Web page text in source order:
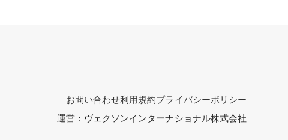
お問い合わせ利用規約プライバシーポリシー
運営：ヴェクソンインターナショナル株式会社